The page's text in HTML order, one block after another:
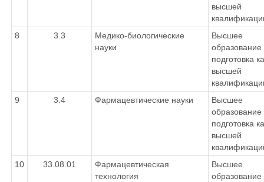
высшей
8
3.3
Медико-биологические
науки
Высшее
образование
подготовка
высшей
9
3.4 Фармацевтические науки
Высшее
образование
подготовка
высшей
10
33.08.01
Фармацевтическая
технология
Высшее
образование